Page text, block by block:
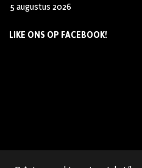
5 augustus 2026
LIKE ONS OP FACEBOOK!